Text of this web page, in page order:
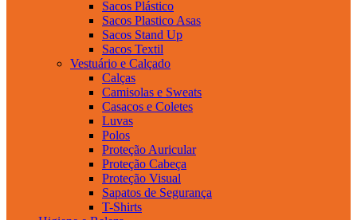
Sacos Plástico
Sacos Plastico Asas
Sacos Stand Up
Sacos Textil
Vestuário e Calçado
Calças
Camisolas e Sweats
Casacos e Coletes
Luvas
Polos
Proteção Auricular
Proteção Cabeça
Proteção Visual
Sapatos de Segurança
T-Shirts